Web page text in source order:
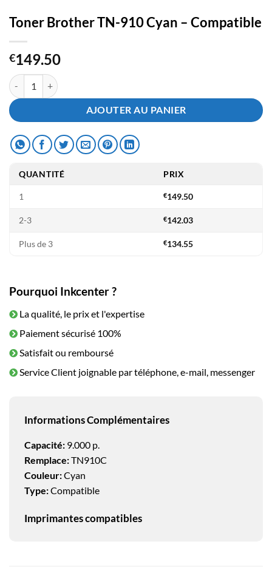
Toner Brother TN-910 Cyan – Compatible
€149.50
quantité de Toner Brother TN-910 Cyan - Compatible
AJOUTER AU PANIER
QUANTITÉ PRIX
1 €149.50
2-3 €142.03
Plus de 3 €134.55
Pourquoi Inkcenter ?
La qualité, le prix et l'expertise
Paiement sécurisé 100%
Satisfait ou remboursé
Service Client joignable par téléphone, e-mail, messenger
Informations Complémentaires
Capacité: 9.000 p.
Remplace:TN910C
Couleur:Cyan
Type:Compatible
Imprimantes compatibles